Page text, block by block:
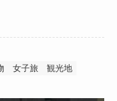
女子旅 観光地